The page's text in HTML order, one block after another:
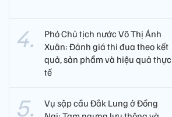
Phó Chủ tịch nước Võ Thị Ánh
Xuân: Đánh giá thi đua theo kết
quả, sản phẩm và hiệu quả thực
tế
Vụ sập cầu Đắk Lung ở Đồng